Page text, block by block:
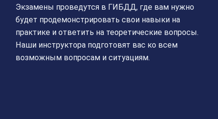
Экзамены проведутся в ГИБДД, где вам нужно
будет продемонстрировать свои навыки на
практике и ответить на теоретические вопросы.
Наши инструктора подготовят вас ко всем
возможным вопросам и ситуациям.